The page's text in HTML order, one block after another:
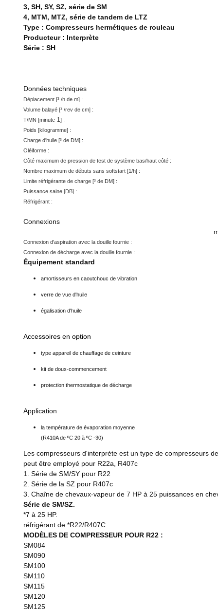
3, SH, SY, SZ, série de SM
4, MTM, MTZ, série de tandem de LTZ
Type : Compresseurs hermétiques de rouleau
Producteur : Interprète
Série : SH
Données techniques
Déplacement [³ /h de m] :
Volume balayé [³ /rev de cm] :
T/MN [minute-1] :
Poids [kilogramme] :
Charge d'huile [³ de DM] :
Oléiforme :
Côté maximum de pression de test de système bas/haut côté :
Nombre maximum de débuts sans softstart [1/h] :
Limite réfrigérante de charge [³ de DM] :
Puissance saine [DB] :
Réfrigérant :
Connexions
Connexion d'aspiration avec la douille fournie :
Connexion de décharge avec la douille fournie :
Équipement standard
amortisseurs en caoutchouc de vibration
verre de vue d'huile
égalisation d'huile
Accessoires en option
type appareil de chauffage de ceinture
kit de doux-commencement
protection thermostatique de décharge
Application
la température de évaporation moyenne
(R410A de ºC 20 à ºC -30)
Les compresseurs d'interprète est un type de compresseurs
peut être employé pour R22a, R407c
1. Série de SM/SY pour R22
2. Série de la SZ pour R407c
3. Chaîne de chevaux-vapeur de 7 HP à 25 puissances en
Série de SM/SZ.
*7 à 25 HP.
réfrigérant de *R22/R407C
MODÈLES DE COMPRESSEUR POUR R22 :
SM084
SM090
SM100
SM110
SM115
SM120
SM125